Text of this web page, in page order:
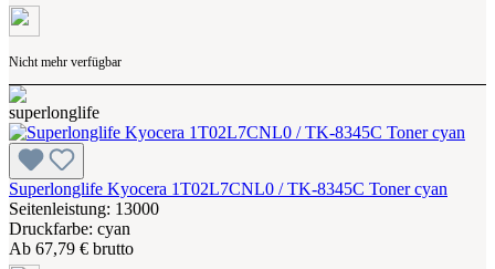
Nicht mehr verfügbar
Superlonglife Kyocera 1T02L7CNL0 / TK-8345C Toner cyan
Seitenleistung: 13000
Druckfarbe: cyan
Ab 67,79 € brutto